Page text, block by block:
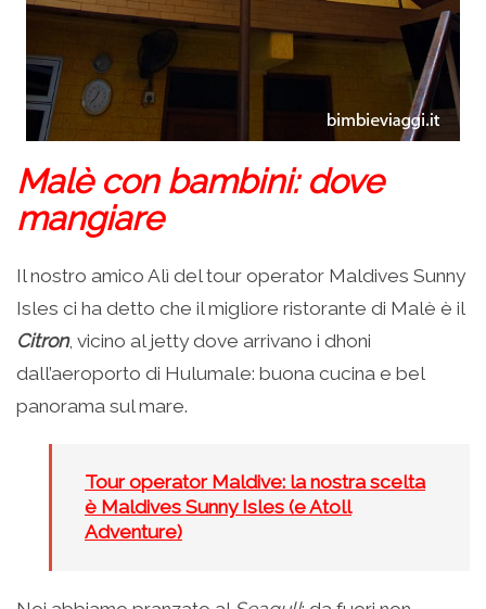
Malè con bambini: dove
mangiare
Il nostro amico Alì del tour operator Maldives Sunny
Isles ci ha detto che il migliore ristorante di Malè è il
Citron, vicino al jetty dove arrivano i dhoni
dall’aeroporto di Hulumale: buona cucina e bel
panorama sul mare.
Tour operator Maldive: la nostra scelta
è Maldives Sunny Isles (e Atoll
Adventure)